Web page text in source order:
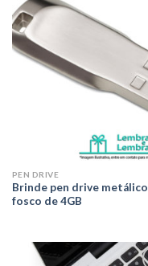
PEN DRIVE
Brinde pen drive metálico
fosco de 4GB